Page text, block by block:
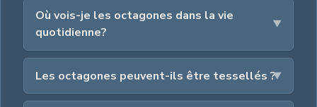
Où vois-je les octagones dans la vie
quotidienne?
Les octagones peuvent-ils être tessellés ?